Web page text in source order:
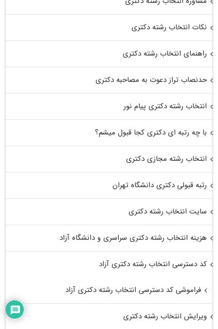
نکات انتخاب رشته دکتری
راهنمای انتخاب رشته دکتری
حدنصاب تراز دعوت به مصاحبه دکتری
انتخاب رشته دکتری پیام نور
با چه رتبه ای دکتری کجا قبول میشم؟
انتخاب رشته مجازی دکتری
رتبه قبولی دکتری دانشگاه تهران
سایت انتخاب رشته دکتری
هزینه انتخاب رشته دکتری سراسری و دانشگاه آزاد
کد دسترسی انتخاب رشته دکتری آزاد
فراموشی کد دسترسی انتخاب رشته دکتری آزاد
ویرایش انتخاب رشته دکتری